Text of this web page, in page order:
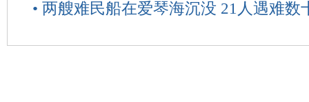
• 两艘难民船在爱琴海沉没 21人遇难数